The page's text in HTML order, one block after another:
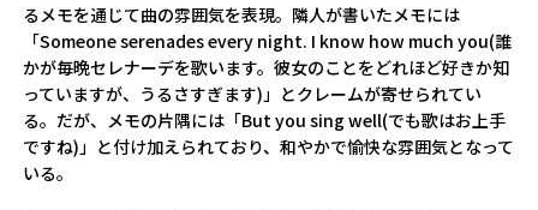
るメモを通じて曲の雰囲気を表現。隣人が書いたメモには
「Someone serenades every night. I know how much you(誰
かが毎晩セレナーデを歌います。彼女のことをどれほど好きか知
っていますが、うるさすぎます)」とクレームが寄せられてい
る。だが、メモの片隅には「But you sing well(でも歌はお上手
ですね)」と付け加えられており、和やかで愉快な雰囲気となって
いる。